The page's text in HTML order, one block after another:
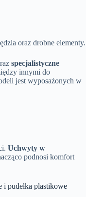
oraz drobne elementy.
specjalistyczne
innymi do
jest wyposażonych w
Uchwyty w
podnosi komfort
pudełka plastikowe